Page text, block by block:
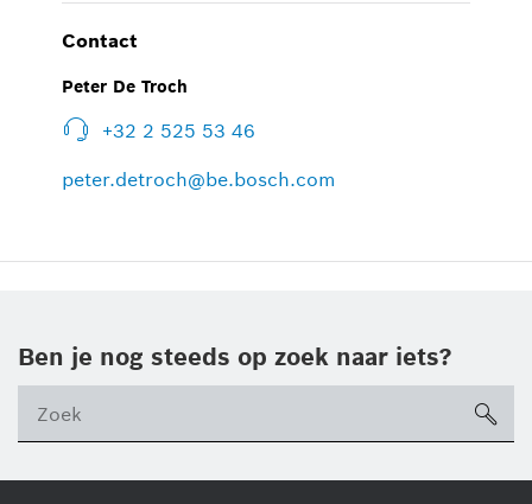
Contact
Peter De Troch
+32 2 525 53 46
peter.detroch@be.bosch.com
Ben je nog steeds op zoek naar iets?